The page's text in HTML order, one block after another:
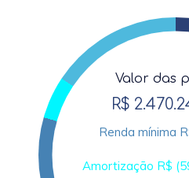
Valor das
R$
Renda mínima
Amortização R$